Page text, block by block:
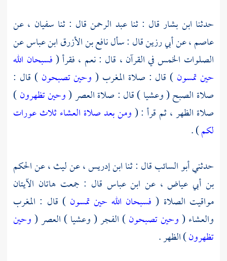
حدثنا ابن بشار قال : ثناعبد الرحمن قال : ثنا سفيان ، عن
عاصم ،عنأبي رزينقال : سألنافع بن الأزرقابن عباسعن
الصلوات الخمس في القرآن ، قال : نعم ، فقرأ (فسبحان الله
حين تمسون ) قال : صلاة المغرب ( وحين تصبحون) قال :
صلاة الصبح ( وعشيا ) قال : صلاة العصر (وحين تظهرون)
صلاة الظهر ، ثم قرأ : (ومن بعد صلاة العشاء ثلاث عورات
لكم) .
حدثنيأبو السائبقال : ثناابن إدريس ،عنليث ،عنالحكم
بن أبي عياض ، عن ابن عباس قال : جمعت هاتان الآيتان
مواقيت الصلاة ( فسبحان الله حين تمسون) قال : المغرب
والعشاء (وحين تصبحون) الفجر ( وعشيا ) العصر (وحين
تظهرون) الظهر .